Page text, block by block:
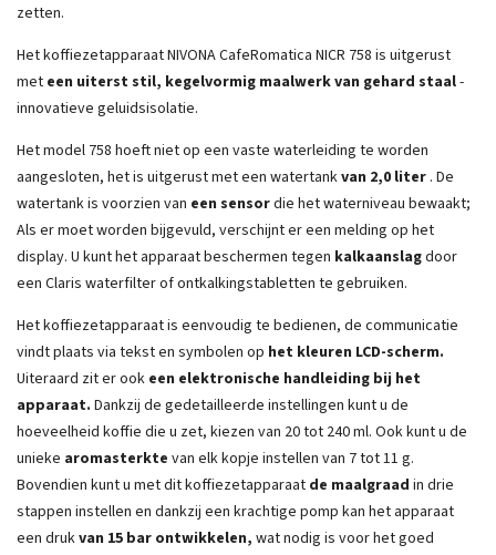
zetten.
Het koffiezetapparaat NIVONA CafeRomatica NICR 758 is uitgerust
met een uiterst stil, kegelvormig maalwerk van gehard staal-
innovatieve geluidsisolatie.
Het model 758 hoeft niet op een vaste waterleiding te worden
aangesloten, het is uitgerust met een watertankvan 2,0 liter . De
watertank is voorzien van een sensordie het waterniveau bewaakt;
Als er moet worden bijgevuld, verschijnt er een melding op het
display. U kunt het apparaat beschermen tegen kalkaanslagdoor
een Claris waterfilter of ontkalkingstabletten te gebruiken.
Het koffiezetapparaat is eenvoudig te bedienen, de communicatie
vindt plaats via tekst en symbolen op het kleuren LCD-scherm.
Uiteraard zit er ook een elektronische handleiding bij het
apparaat. Dankzij de gedetailleerde instellingen kunt u de
hoeveelheid koffie die u zet, kiezen van 20 tot 240 ml. Ook kunt u de
unieke aromasterkte van elk kopje instellen van 7 tot 11 g.
Bovendien kunt u met dit koffiezetapparaat de maalgraad in drie
stappen instellen en dankzij een krachtige pomp kan het apparaat
een drukvan 15 bar ontwikkelen, wat nodig is voor het goed